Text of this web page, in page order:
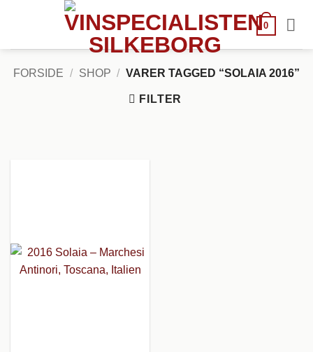
0
FORSIDE / SHOP / VARER TAGGED “SOLAIA 2016”
FILTER